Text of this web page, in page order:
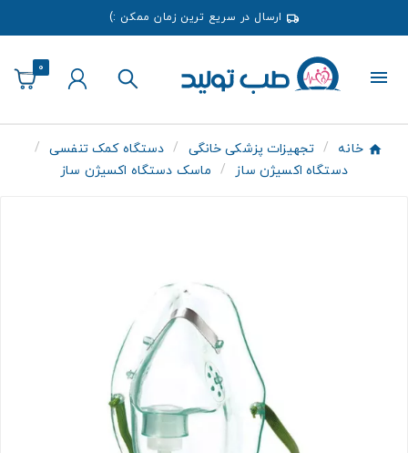
ارسال در سریع ترین زمان ممکن :)
0
خانه تجهیزات پزشکی خانگی
دستگاه کمک تنفسی
دستگاه اکسیژن ساز
ماسک دستگاه اکسیژن ساز